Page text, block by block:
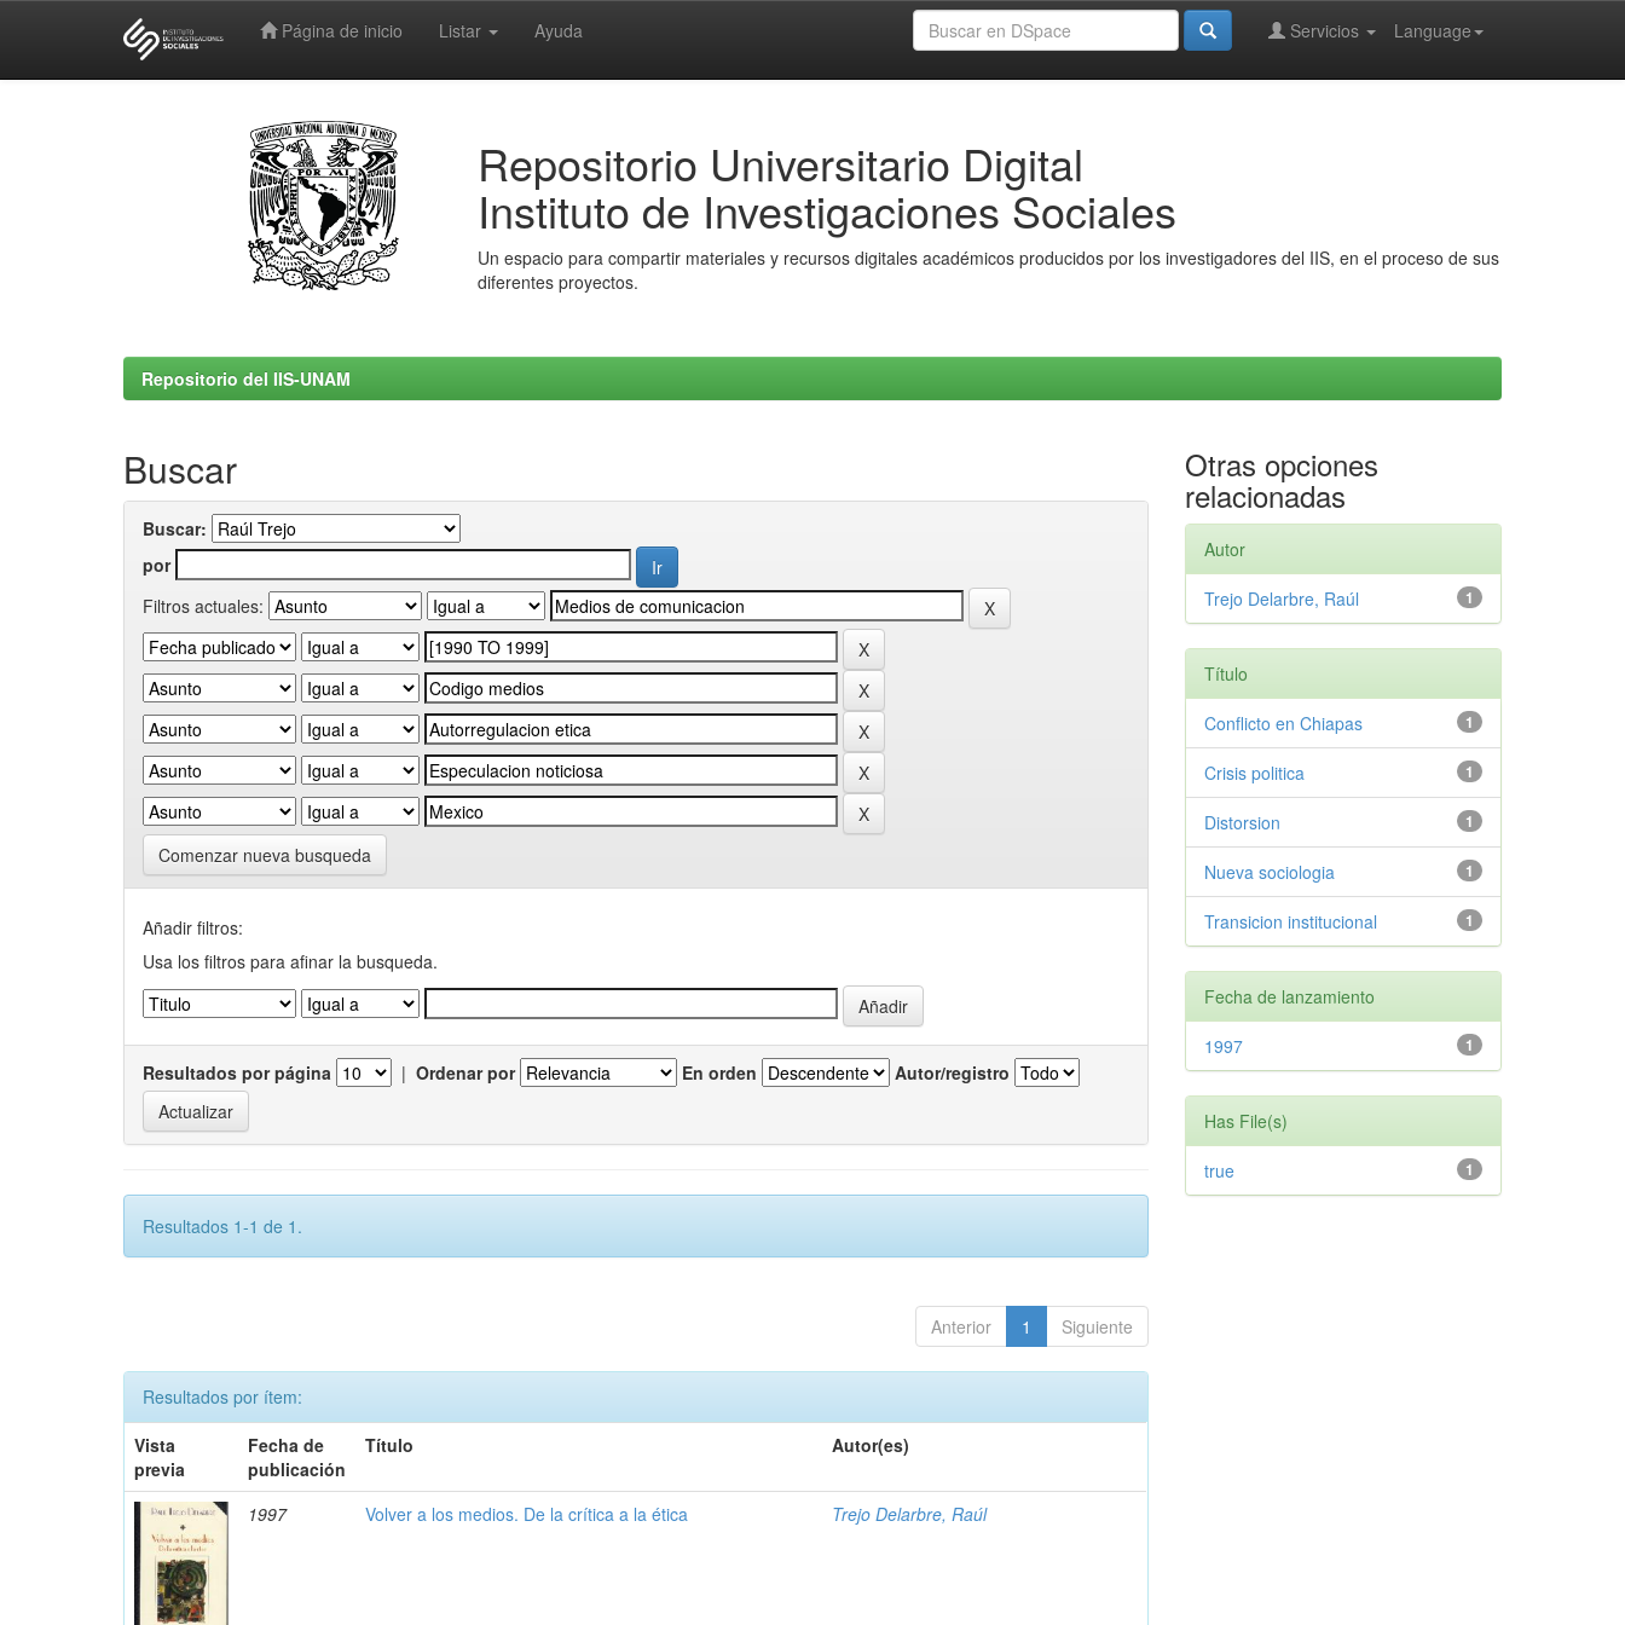
Página de inicio Listar Ayuda Language
Servicios
Repositorio Universitario Digital
Instituto de Investigaciones Sociales
Un espacio para compartir materiales y recursos digitales académicos producidos por los investigadores del IIS, en el proceso de sus
diferentes proyectos.
Repositorio del IIS-UNAM
Buscar
Buscar:
por
Filtros actuales:
Comenzar nueva busqueda
Añadir filtros:
Usa los filtros para afinar la busqueda.
Resultados por página | Ordenar por En orden Autor/registro
Resultados 1-1 de 1.
Anterior 1 Siguiente
Resultados por ítem:
Vista
previa
Fecha de
publicación
Título Autor(es)
1997 Volver a los medios. De la crítica a la ética Trejo Delarbre, Raúl
Otras opciones
relacionadas
Autor
1
Trejo Delarbre, Raúl
Título
1
Conflicto en Chiapas
1
Crisis politica
1
Distorsion
1
Nueva sociologia
1
Transicion institucional
Fecha de lanzamiento
1
1997
Has File(s)
1
true